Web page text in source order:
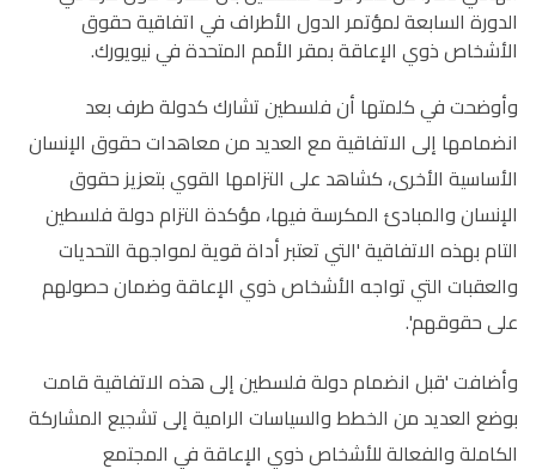
الدورة السابعة لمؤتمر الدول الأطراف في اتفاقية حقوق
الأشخاص ذوي الإعاقة بمقر الأمم المتحدة في نيويورك.
وأوضحت في كلمتها أن فلسطين تشارك كدولة طرف بعد
انضمامها إلى الاتفاقية مع العديد من معاهدات حقوق الإنسان
الأساسية الأخرى، كشاهد على التزامها القوي بتعزيز حقوق
الإنسان والمبادئ المكرسة فيها، مؤكدة التزام دولة فلسطين
التام بهذه الاتفاقية 'التي تعتبر أداة قوية لمواجهة التحديات
والعقبات التي تواجه الأشخاص ذوي الإعاقة وضمان حصولهم
على حقوقهم'.
وأضافت 'قبل انضمام دولة فلسطين إلى هذه الاتفاقية قامت
بوضع العديد من الخطط والسياسات الرامية إلى تشجيع المشاركة
الكاملة والفعالة للأشخاص ذوي الإعاقة في المجتمع